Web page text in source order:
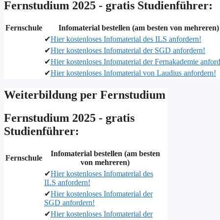
Fernstudium 2025 - gratis Studienführer:
Fernschule
Infomaterial bestellen (am besten von mehreren)
✔Hier kostenloses Infomaterial des ILS anfordern!
✔Hier kostenloses Infomaterial der SGD anfordern!
✔Hier kostenloses Infomaterial der Fernakademie
✔Hier kostenloses Infomaterial von Laudius anfordern!
Weiterbildung per Fernstudium
Fernstudium 2025 - gratis
Studienführer:
Fernschule
Infomaterial bestellen (am besten
von mehreren)
✔Hier kostenloses Infomaterial des
ILS anfordern!
✔Hier kostenloses Infomaterial der
SGD anfordern!
✔Hier kostenloses Infomaterial der